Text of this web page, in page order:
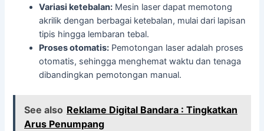
Variasi ketebalan: Mesin laser dapat memotong
akrilik dengan berbagai ketebalan, mulai dari lapisan
tipis hingga lembaran tebal.
Proses otomatis: Pemotongan laser adalah proses
otomatis, sehingga menghemat waktu dan tenaga
dibandingkan pemotongan manual.
See also Reklame Digital Bandara : Tingkatkan
Arus Penumpang